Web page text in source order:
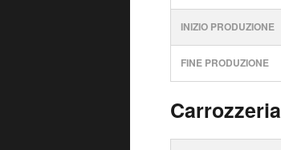
INIZIO PRODUZIONE
FINE PRODUZIONE
Carrozzeria